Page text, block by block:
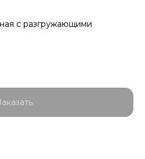
с разгружающими